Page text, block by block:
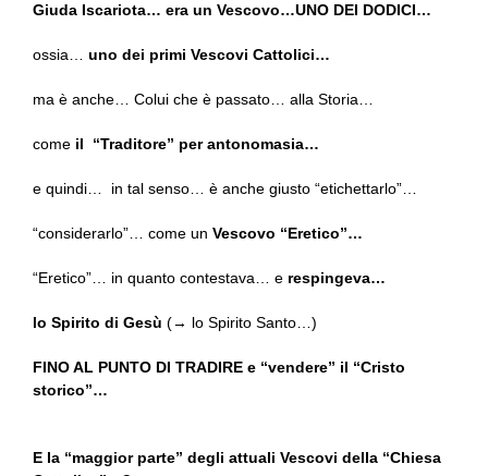
Giuda Iscariota… era un Vescovo…UNO DEI DODICI…
ossia… uno dei primi Vescovi Cattolici…
ma è anche… Colui che è passato… alla Storia…
come il “Traditore” per antonomasia…
e quindi… in tal senso… è anche giusto “etichettarlo”…
“considerarlo”… come un Vescovo “Eretico”…
“Eretico”… in quanto contestava… e respingeva…
lo Spirito di Gesù (→ lo Spirito Santo…)
FINO AL PUNTO DI TRADIRE e “vendere” il “Cristo
storico”…
E la “maggior parte” degli attuali Vescovi della “Chiesa